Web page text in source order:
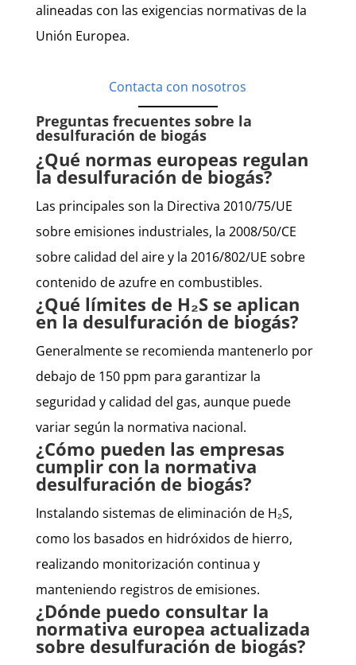
alineadas con las exigencias normativas de la
Unión Europea.
Contacta con nosotros
Preguntas frecuentes sobre la
desulfuración de biogás
¿Qué normas europeas regulan
la desulfuración de biogás?
Las principales son la Directiva 2010/75/UE
sobre emisiones industriales, la 2008/50/CE
sobre calidad del aire y la 2016/802/UE sobre
contenido de azufre en combustibles.
¿Qué límites de H₂S se aplican
en la desulfuración de biogás?
Generalmente se recomienda mantenerlo por
debajo de 150 ppm para garantizar la
seguridad y calidad del gas, aunque puede
variar según la normativa nacional.
¿Cómo pueden las empresas
cumplir con la normativa
desulfuración de biogás?
Instalando sistemas de eliminación de H₂S,
como los basados en hidróxidos de hierro,
realizando monitorización continua y
manteniendo registros de emisiones.
¿Dónde puedo consultar la
normativa europea actualizada
sobre desulfuración de biogás?